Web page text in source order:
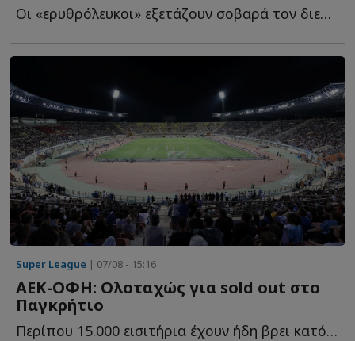
Οι «ερυθρόλευκοι» εξετάζουν σοβαρά τον διεθνή Κολομβιανό χ...
Super League | 07/08 - 15:16
ΑΕΚ-ΟΦΗ: Ολοταχώς για sold out στο
Παγκρήτιο
Περίπου 15.000 εισιτήρια έχουν ήδη βρει κατόχους για τη μ...